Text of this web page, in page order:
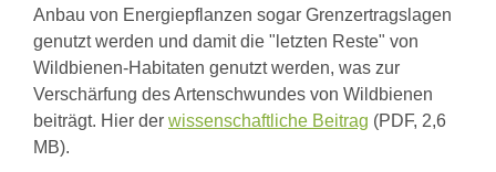
menschlichen
Geschichte
Osterkerze
Sinnbild
neuen
Lebens
Streuobstwiesen
Anbau von Energiepflanzen sogar Grenzertragslagen
genutzt werden und damit die "letzten Reste" von
Wildbienen-Habitaten genutzt werden, was zur
Verschärfung des Artenschwundes von Wildbienen
beiträgt. Hier der wissenschaftliche Beitrag (PDF, 2,6
MB).